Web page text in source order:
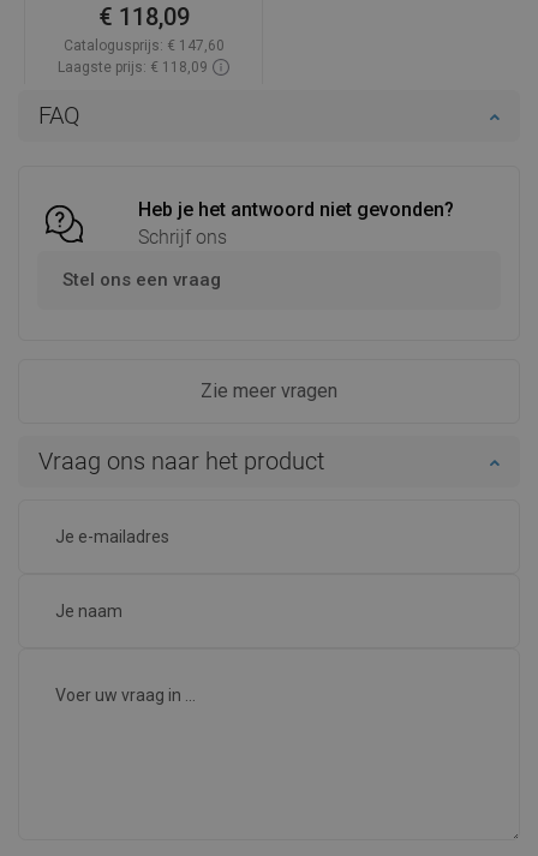
FAQ
Heb je het antwoord niet gevonden?
Schrijf ons
Stel ons een vraag
Zie meer vragen
Vraag ons naar het product
€ 118,09
Catalogusprijs: € 147,60
Laagste prijs: € 118,09